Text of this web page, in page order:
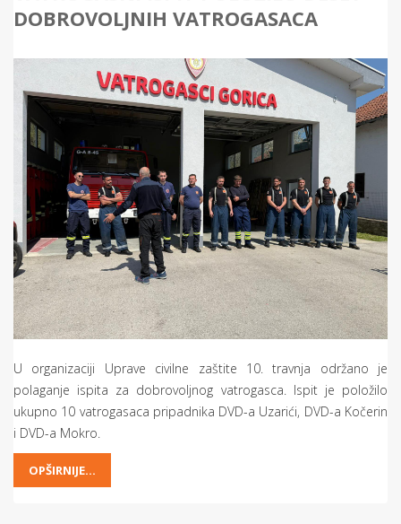
DOBROVOLJNIH VATROGASACA
U organizaciji Uprave civilne zaštite 10. travnja održano je
polaganje ispita za dobrovoljnog vatrogasca. Ispit je položilo
ukupno 10 vatrogasaca pripadnika DVD-a Uzarići, DVD-a Kočerin
i DVD-a Mokro.
OPŠIRNIJE...